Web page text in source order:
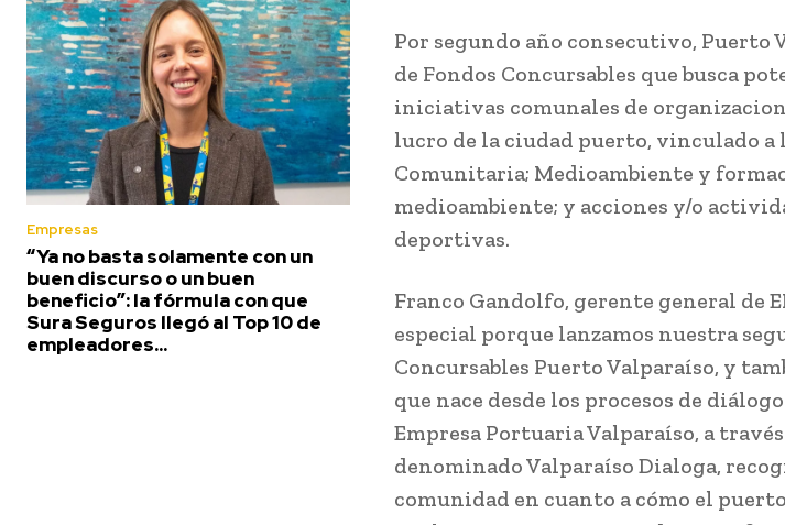
Empresas
“Ya no basta solamente con un
buen discurso o un buen
beneficio”: la fórmula con que
Sura Seguros llegó al Top 10 de
empleadores...
Por segundo año consecutivo, Puerto
de Fondos Concursables que busca
iniciativas comunales de
lucro de la ciudad puerto, vinculado
Comunitaria; Medioambiente y
medioambiente; y acciones y/o
deportivas.
Franco Gandolfo, gerente general de
especial porque lanzamos nuestra
Concursables Puerto Valparaíso, y
que nace desde los procesos de
Empresa Portuaria Valparaíso, a
denominado Valparaíso Dialoga,
comunidad en cuanto a cómo el